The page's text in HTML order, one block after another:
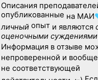
Описания
опубликованные на МАИ
личныйопыт и являются
оценочными суждениями
Информация в отзыве
непроверенной и вообще
не соответствующей